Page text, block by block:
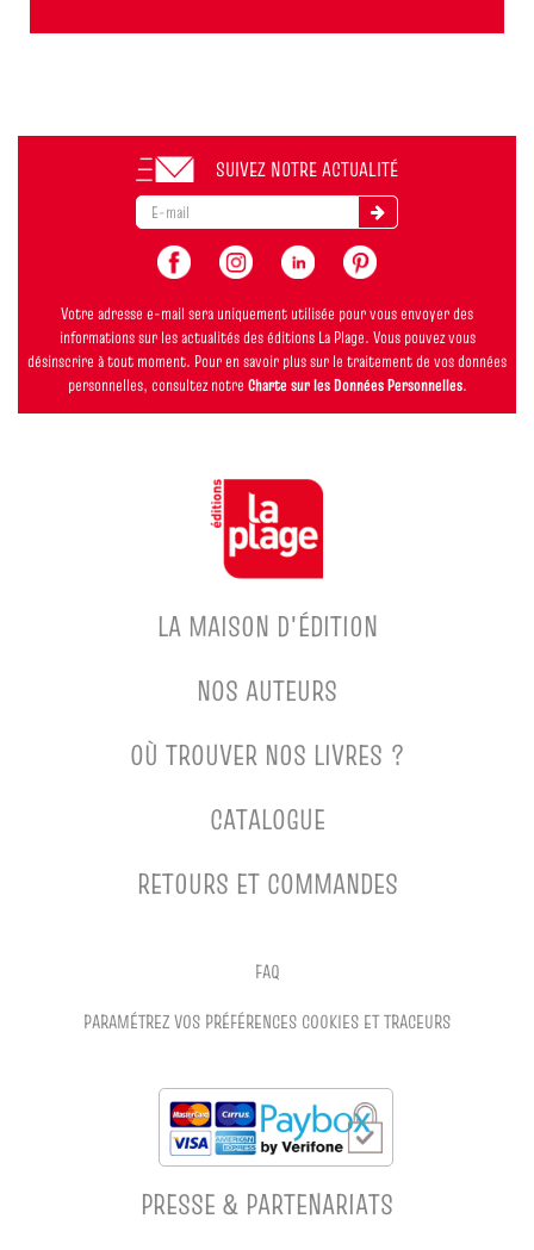
SUIVEZ NOTRE ACTUALITÉ
Votre adresse e-mail sera uniquement utilisée pour vous envoyer des
informations sur les actualités des éditions La Plage. Vous pouvez vous
désinscrire à tout moment. Pour en savoir plus sur le traitement de vos données
personnelles, consultez notre Charte sur les Données Personnelles.
LA MAISON D'ÉDITION
NOS AUTEURS
OÙ TROUVER NOS LIVRES ?
CATALOGUE
RETOURS ET COMMANDES
FAQ
PARAMÉTREZ VOS PRÉFÉRENCES COOKIES ET TRACEURS
PRESSE & PARTENARIATS